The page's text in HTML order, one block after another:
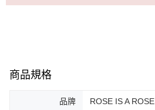
商品規格
品牌 ROSE IS A ROSE